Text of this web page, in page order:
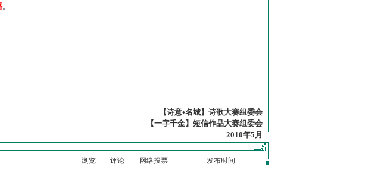
。
【诗意•名城】诗歌大赛组委会
【一字千金】短信作品大赛组委会
2010年5月
浏览 评论 网络投票 发布时间